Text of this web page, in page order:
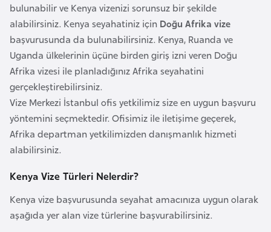
bulunabilir ve Kenya vizenizi sorunsuz bir şekilde
alabilirsiniz. Kenya seyahatiniz için Doğu Afrika vize
başvurusunda da bulunabilirsiniz. Kenya, Ruanda ve
Uganda ülkelerinin üçüne birden giriş izni veren Doğu
Afrika vizesi ile planladığınız Afrika seyahatini
gerçekleştirebilirsiniz.
Vize Merkezi İstanbul ofis yetkilimiz size en uygun başvuru
yöntemini seçmektedir. Ofisimiz ile iletişime geçerek,
Afrika departman yetkilimizden danışmanlık hizmeti
alabilirsiniz.
Kenya Vize Türleri Nelerdir?
Kenya vize başvurusunda seyahat amacınıza uygun olarak
aşağıda yer alan vize türlerine başvurabilirsiniz.
B
o
s
n
a
H
e
r
s
e
B
u